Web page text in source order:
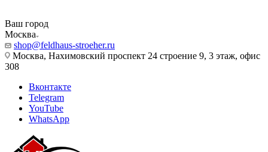
Ваш город
Москва
shop@feldhaus-stroeher.ru
Москва, Нахимовский проспект 24 строение 9, 3 этаж, офис
308
Вконтакте
Telegram
YouTube
WhatsApp